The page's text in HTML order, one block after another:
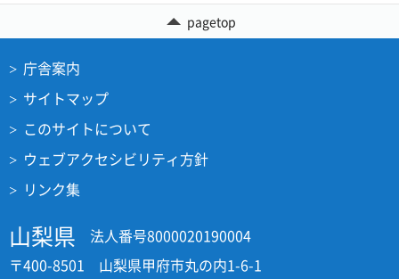
pagetop
庁舎案内
サイトマップ
このサイトについて
ウェブアクセシビリティ方針
リンク集
山梨県
法人番号8000020190004
〒400-8501 山梨県甲府市丸の内1-6-1